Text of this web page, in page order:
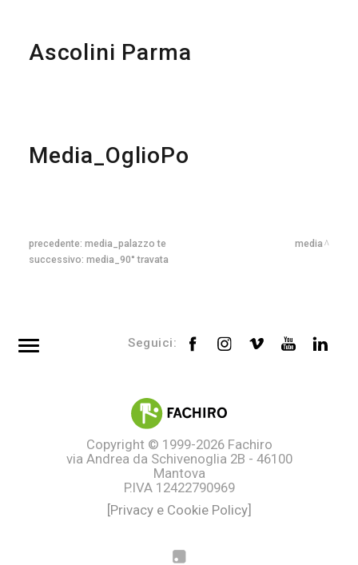
Ascolini Parma
Media_OglioPo
precedente: media_palazzo te
successivo: media_90° travata
media
Seguici:
Site mapCopyright © 1999-2026Fachiro
via Andrea da Schivenoglia 2B - 46100
Mantova
P.IVA 12422790969
[Privacy e Cookie Policy]